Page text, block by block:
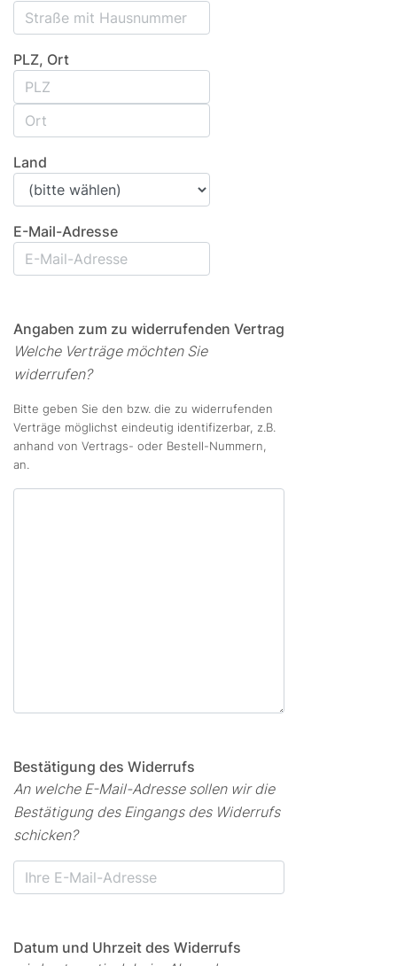
PLZ, Ort
Land
E-Mail-Adresse
Angaben zum zu widerrufenden Vertrag
Welche Verträge möchten Sie
widerrufen?
Bitte geben Sie den bzw. die zu widerrufenden
Verträge möglichst eindeutig identifizerbar, z.B.
anhand von Vertrags- oder Bestell-Nummern,
an.
Bestätigung des Widerrufs
An welche E-Mail-Adresse sollen wir die
Bestätigung des Eingangs des Widerrufs
schicken?
Datum und Uhrzeit des Widerrufs